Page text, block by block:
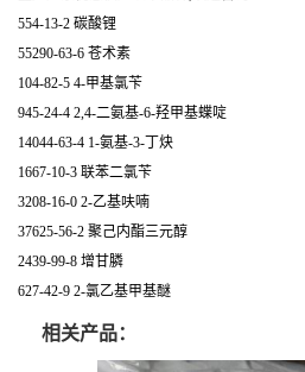
554-13-2 碳酸锂
55290-63-6 苍术素
104-82-5 4-甲基氯苄
945-24-4 2,4-二氨基-6-羟甲基蝶啶
14044-63-4 1-氨基-3-丁炔
1667-10-3 联苯二氯苄
3208-16-0 2-乙基呋喃
37625-56-2 聚己内酯三元醇
2439-99-8 增甘膦
627-42-9 2-氯乙基甲基醚
相关产品：